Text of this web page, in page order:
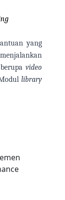
yang
video
library